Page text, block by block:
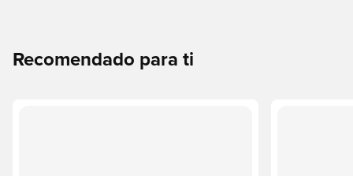
Recomendado para ti